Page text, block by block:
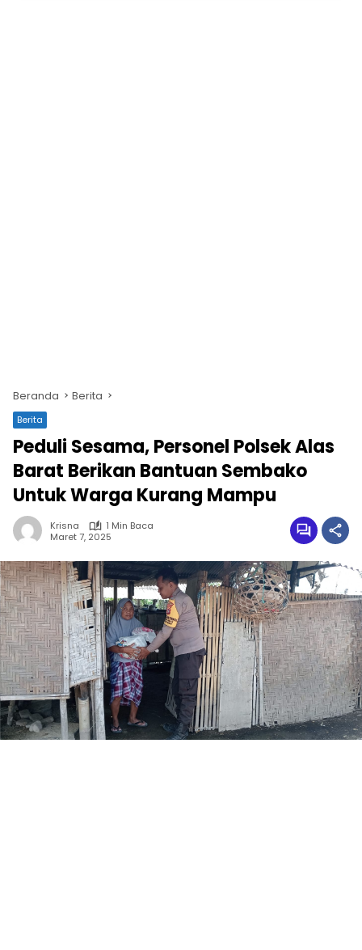
Beranda Berita
Berita
Peduli Sesama, Personel Polsek Alas
Barat Berikan Bantuan Sembako
Untuk Warga Kurang Mampu
Krisna
1 Min Baca
Maret 7, 2025